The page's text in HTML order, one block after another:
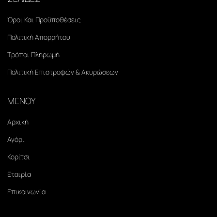
Όροι Και Προϋποθέσεις
Πολιτική Απορρήτου
Τρόποι Πληρωμή
Πολιτική Επιστροφών & Ακυρώσεων
ΜΕΝΟΥ
Αρχική
Αγόρι
Κορίτσι
Εταιρία
Επικοινωνία